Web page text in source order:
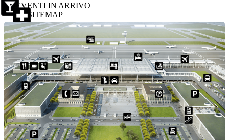
EVENTI IN ARRIVO
SITEMAP